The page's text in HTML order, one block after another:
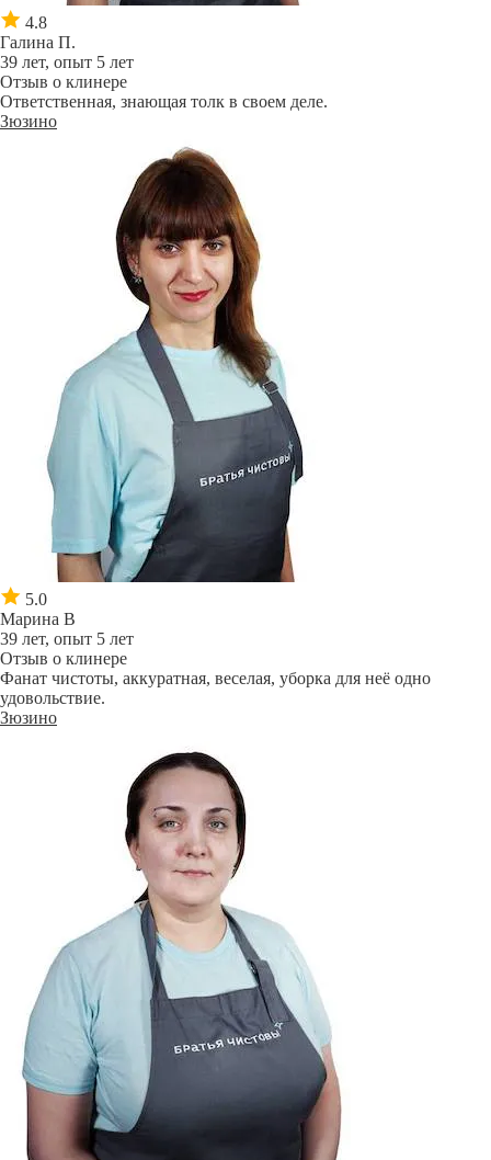
4.8
Галина П.
39 лет, опыт 5 лет
Отзыв о клинере
Ответственная, знающая толк в своем деле.
Зюзино
5.0
Марина В
39 лет, опыт 5 лет
Отзыв о клинере
Фанат чистоты, аккуратная, веселая, уборка для неё одно
удовольствие.
Зюзино